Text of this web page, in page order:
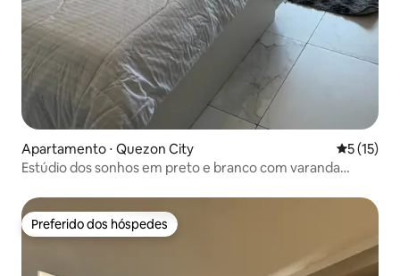
Apartamento ⋅ Quezon City 5 de uma
5 (15)
Estúdio dos sonhos em preto e branco com varanda
Preferido dos hóspedes
Preferido dos hóspedes